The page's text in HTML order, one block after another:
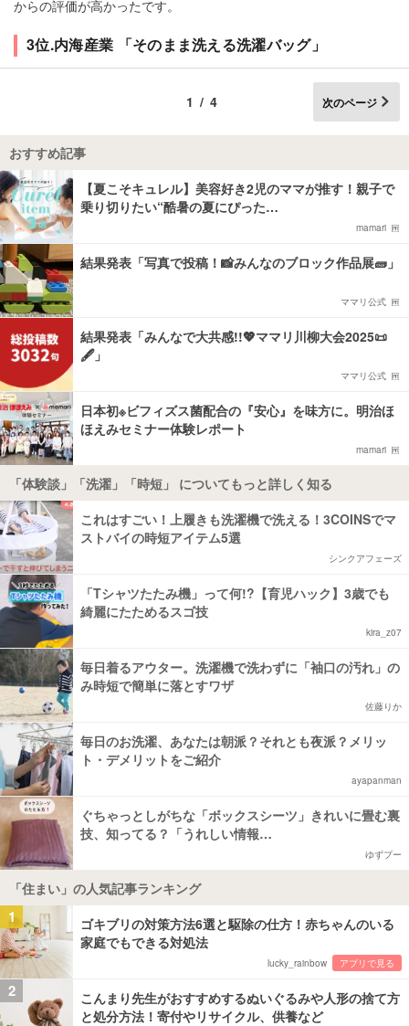
からの評価が高かったです。
3位.内海産業 「そのまま洗える洗濯バッグ」
1/4 次のページ
おすすめ記事
【夏こそキュレル】美容好き2児のママが推す！親子で
乗り切りたい“酷暑の夏にぴった…
mamari
結果発表「写真で投稿！📸みんなのブロック作品展🧱」
ママリ公式
結果発表「みんなで大共感!!💖ママリ川柳大会2025📜
🖋️」
ママリ公式
日本初※ビフィズス菌配合の『安心』を味方に。明治ほ
ほえみセミナー体験レポート
mamari
「体験談」「洗濯」「時短」 についてもっと詳しく知る
これはすごい！上履きも洗濯機で洗える！3COINSでマ
ストバイの時短アイテム5選
シンクアフェーズ
「Tシャツたたみ機」って何!?【育児ハック】3歳でも
綺麗にたためるスゴ技
kira_z07
毎日着るアウター。洗濯機で洗わずに「袖口の汚れ」の
み時短で簡単に落とすワザ
佐藤りか
毎日のお洗濯、あなたは朝派？それとも夜派？メリッ
ト・デメリットをご紹介
ayapanman
ぐちゃっとしがちな「ボックスシーツ」きれいに畳む裏
技、知ってる？「うれしい情報…
ゆずプー
「住まい」の人気記事ランキング
1
ゴキブリの対策方法6選と駆除の仕方！赤ちゃんのいる
家庭でもできる対処法
lucky_rainbow アプリで見る
2
こんまり先生がおすすめするぬいぐるみや人形の捨て方
と処分方法！寄付やリサイクル、供養など